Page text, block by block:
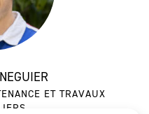
ET TRAVAUX